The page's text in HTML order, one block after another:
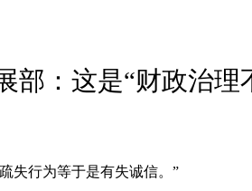
部：这是“财政治理
失行为等于是有失诚信。”